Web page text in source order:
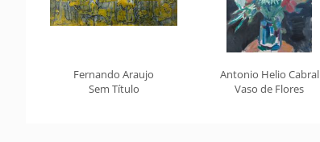
Fernando Araujo
Sem Título
Antonio Helio Cabral
Vaso de Flores